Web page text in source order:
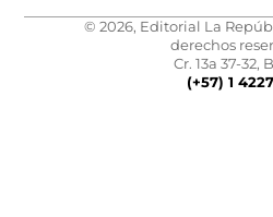
© 2026, Editorial La
derechos
Cr. 13a 37-32,
(+57) 1